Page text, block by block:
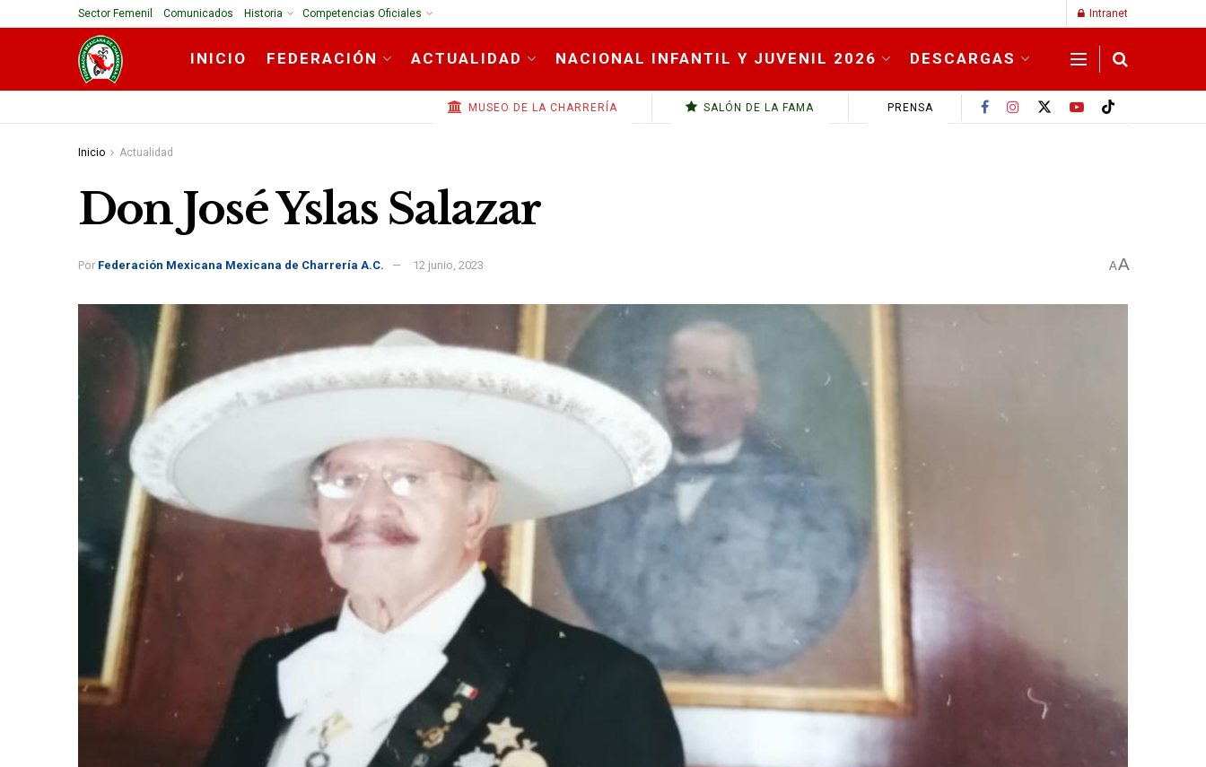
Sector Femenil Comunicados Historia Competencias Oficiales Intranet
INICIO FEDERACIÓN ACTUALIDAD NACIONAL INFANTIL Y JUVENIL 2026 DESCARGAS
MUSEO DE LA CHARRERÍA SALÓN DE LA FAMA PRENSA
Inicio Actualidad
Don José Yslas Salazar
Por Federación Mexicana Mexicana de Charrería A.C. 12 junio, 2023 AA